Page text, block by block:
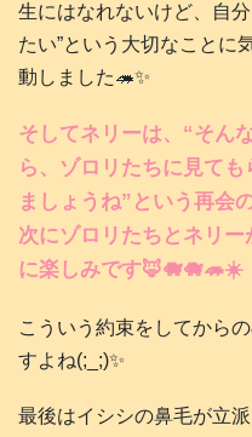
生にはなれないけど、自
たい”という大切なことに
動しました🦔✨
そしてネリーは、“そん
ら、ゾロリたちに見て
ましょうね”という再会
次にゾロリたちとネリ
に楽しみです🦊🐗🐗🦔☀️
こういう約束をしてから
すよね(;_;)✨
最後はイシシの鼻毛が立